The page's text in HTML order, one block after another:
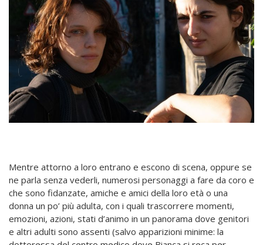
Mentre attorno a loro entrano e escono di scena, oppure se
ne parla senza vederli, numerosi personaggi a fare da coro e
che sono fidanzate, amiche e amici della loro età o una
donna un po’ più adulta, con i quali trascorrere momenti,
emozioni, azioni, stati d’animo in un panorama dove genitori
e altri adulti sono assenti (salvo apparizioni minime: la